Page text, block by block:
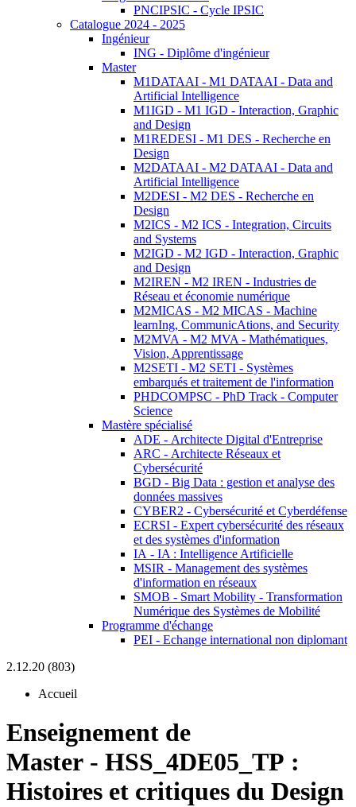
PNCIPSIC - Cycle IPSIC
Catalogue 2024 - 2025
Ingénieur
ING - Diplôme d'ingénieur
Master
M1DATAAI - M1 DATAAI - Data and
Artificial Intelligence
M1IGD - M1 IGD - Interaction, Graphic
and Design
M1REDESI - M1 DES - Recherche en
Design
M2DATAAI - M2 DATAAI - Data and
Artificial Intelligence
M2DESI - M2 DES - Recherche en
Design
M2ICS - M2 ICS - Integration, Circuits
and Systems
M2IGD - M2 IGD - Interaction, Graphic
and Design
M2IREN - M2 IREN - Industries de
Réseau et économie numérique
M2MICAS - M2 MICAS - Machine
learnIng, CommunicAtions, and Security
M2MVA - M2 MVA - Mathématiques,
Vision, Apprentissage
M2SETI - M2 SETI - Systèmes
embarqués et traitement de l'information
PHDCOMPSC - PhD Track - Computer
Science
Mastère spécialisé
ADE - Architecte Digital d'Entreprise
ARC - Architecte Réseaux et
Cybersécurité
BGD - Big Data : gestion et analyse des
données massives
CYBER2 - Cybersécurité et Cyberdéfense
ECRSI - Expert cybersécurité des réseaux
et des systèmes d'information
IA - IA : Intelligence Artificielle
MSIR - Management des systèmes
d'information en réseaux
SMOB - Smart Mobility - Transformation
Numérique des Systèmes de Mobilité
Programme d'échange
PEI - Echange international non diplomant
2.12.20 (803)
Accueil
Enseignement de
Master - HSS_4DE05_TP :
Histoires et critiques du Design